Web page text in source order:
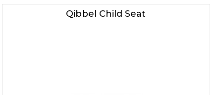
Qibbel Child Seat